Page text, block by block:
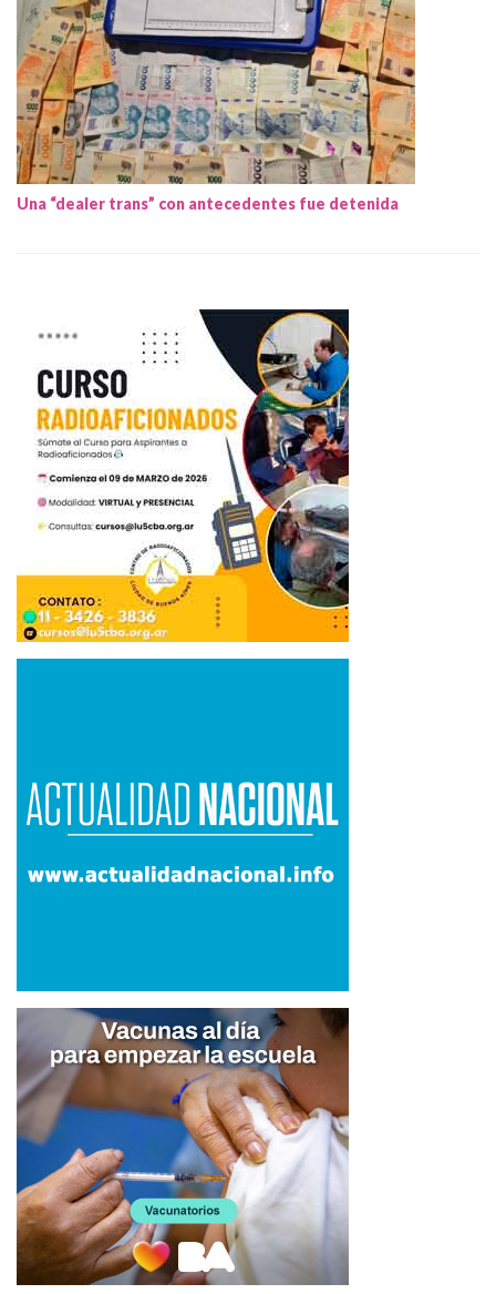
Una “dealer trans” con antecedentes fue detenida